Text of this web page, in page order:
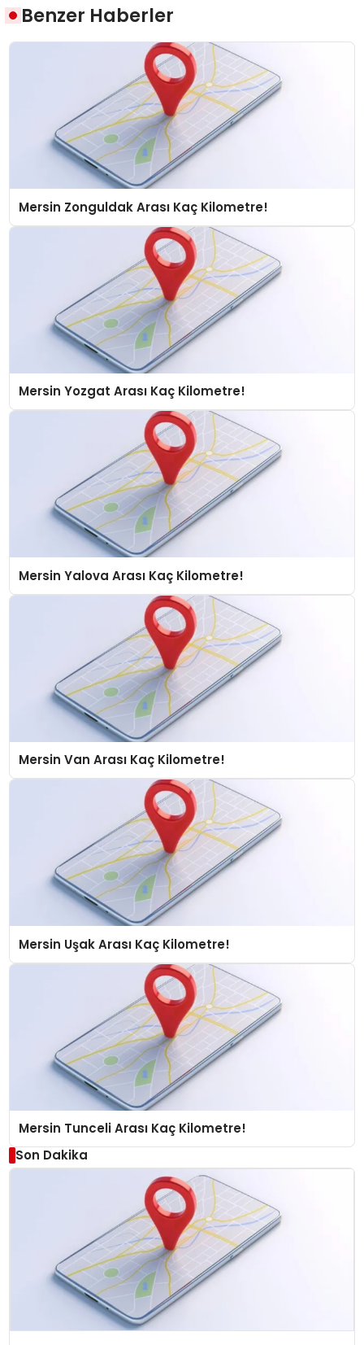
Benzer Haberler
Mersin Zonguldak Arası Kaç Kilometre!
Mersin Yozgat Arası Kaç Kilometre!
Mersin Yalova Arası Kaç Kilometre!
Mersin Van Arası Kaç Kilometre!
Mersin Uşak Arası Kaç Kilometre!
Mersin Tunceli Arası Kaç Kilometre!
Son Dakika